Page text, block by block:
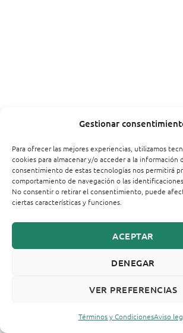
Gestionar
Para ofrecer las mejores experiencias, utilizamos
cookies para almacenar y/o acceder a la información
consentimiento de estas tecnologías nos permitirá
comportamiento de navegación o las
No consentir o retirar el consentimiento, puede
ciertas características y funciones.
ACEPTAR
DENEGAR
VER PREFERENCIAS
Términos y CondicionesAviso